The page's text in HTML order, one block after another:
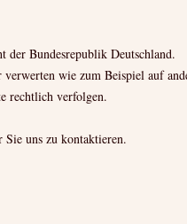
der Bundesrepublik Deutschland.
wie zum Beispiel auf
rechtlich verfolgen.
uns zu kontaktieren.